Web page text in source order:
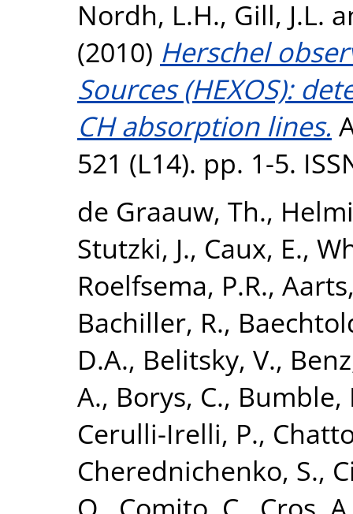
Nordh, L.H., Gill, J.L.
(2010) Herschel
Sources (HEXOS):
CH absorption lines.
521 (L14). pp. 1-5.
de Graauw, Th.,
Stutzki, J., Caux, E.,
Roelfsema, P.R.,
Bachiller, R.,
D.A., Belitsky, V.,
A., Borys, C., Bumble,
Cerulli-Irelli, P.,
Cherednichenko, S.,